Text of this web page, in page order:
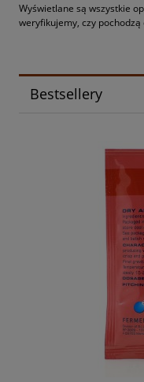
Wyświetlane są wszystkie
weryfikujemy, czy
Bestsellery